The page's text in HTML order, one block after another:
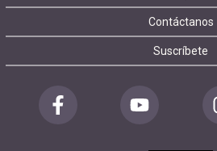
Contáctanos
Suscríbete
Redes